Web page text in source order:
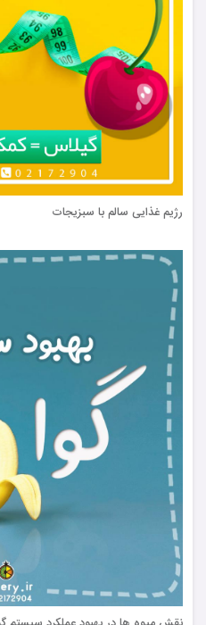
رژیم غذایی سالم با سبزیجات